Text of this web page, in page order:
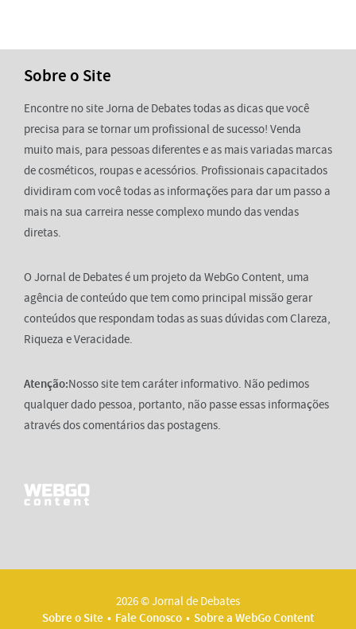
Sobre o Site
Encontre no site Jorna de Debates todas as dicas que você
precisa para se tornar um profissional de sucesso! Venda
muito mais, para pessoas diferentes e as mais variadas marcas
de cosméticos, roupas e acessórios. Profissionais capacitados
dividiram com você todas as informações para dar um passo a
mais na sua carreira nesse complexo mundo das vendas
diretas.
O Jornal de Debates é um projeto da WebGo Content, uma
agência de conteúdo que tem como principal missão gerar
conteúdos que respondam todas as suas dúvidas com Clareza,
Riqueza e Veracidade.
Atenção:Nosso site tem caráter informativo. Não pedimos
qualquer dado pessoa, portanto, não passe essas informações
através dos comentários das postagens.
2026 © Jornal de Debates
Sobre o Site
Fale Conosco Sobre a WebGo Content